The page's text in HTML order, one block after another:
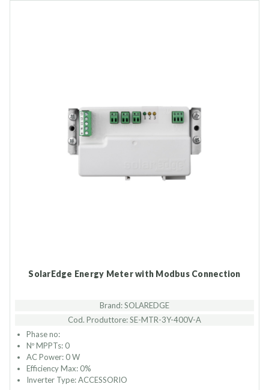
distribuzione, offriamo prezzi vantaggiosi e soluzioni
convenienti per gli installatori e le aziende del settore.
Ordina i tuoi inverter fotovoltaici e porta la qualità nel
tuo prossimo progetto solare!
SolarEdge Energy Meter with Modbus Connection
Brand: SOLAREDGE
Cod. Produttore: SE-MTR-3Y-400V-A
Phase no:
Nº MPPTs: 0
AC Power: 0 W
Efficiency Max: 0%
Inverter Type: ACCESSORIO